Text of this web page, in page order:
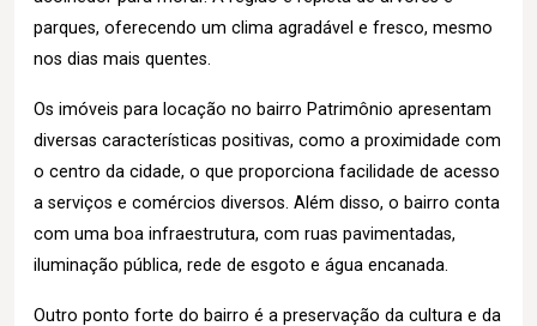
parques, oferecendo um clima agradável e fresco, mesmo
nos dias mais quentes.
Os imóveis para locação no bairro Patrimônio apresentam
diversas características positivas, como a proximidade com
o centro da cidade, o que proporciona facilidade de acesso
a serviços e comércios diversos. Além disso, o bairro conta
com uma boa infraestrutura, com ruas pavimentadas,
iluminação pública, rede de esgoto e água encanada.
Outro ponto forte do bairro é a preservação da cultura e da